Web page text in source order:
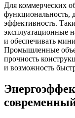
Для коммерческих
функциональность,
эффективность.
эксплуатационные
и обеспечивать
Промышленные
прочность
и возможность